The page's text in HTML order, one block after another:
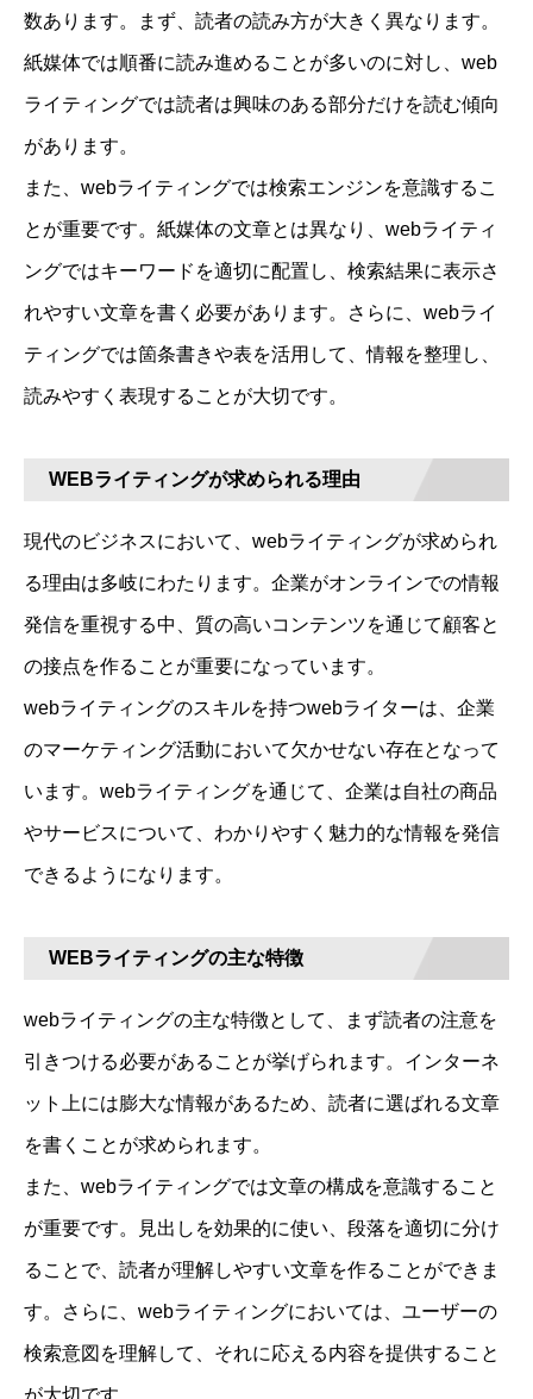
数あります。まず、読者の読み方が大きく異なります。
紙媒体では順番に読み進めることが多いのに対し、web
ライティングでは読者は興味のある部分だけを読む傾向
があります。
また、webライティングでは検索エンジンを意識するこ
とが重要です。紙媒体の文章とは異なり、webライティ
ングではキーワードを適切に配置し、検索結果に表示さ
れやすい文章を書く必要があります。さらに、webライ
ティングでは箇条書きや表を活用して、情報を整理し、
読みやすく表現することが大切です。
WEBライティングが求められる理由
現代のビジネスにおいて、webライティングが求められ
る理由は多岐にわたります。企業がオンラインでの情報
発信を重視する中、質の高いコンテンツを通じて顧客と
の接点を作ることが重要になっています。
webライティングのスキルを持つwebライターは、企業
のマーケティング活動において欠かせない存在となって
います。webライティングを通じて、企業は自社の商品
やサービスについて、わかりやすく魅力的な情報を発信
できるようになります。
WEBライティングの主な特徴
webライティングの主な特徴として、まず読者の注意を
引きつける必要があることが挙げられます。インターネ
ット上には膨大な情報があるため、読者に選ばれる文章
を書くことが求められます。
また、webライティングでは文章の構成を意識すること
が重要です。見出しを効果的に使い、段落を適切に分け
ることで、読者が理解しやすい文章を作ることができま
す。さらに、webライティングにおいては、ユーザーの
検索意図を理解して、それに応える内容を提供すること
が大切です。